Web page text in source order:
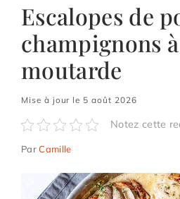
Escalopes de
champignons
moutarde
Mise à jour le 5 août 2026
Notez cette
ParCamille